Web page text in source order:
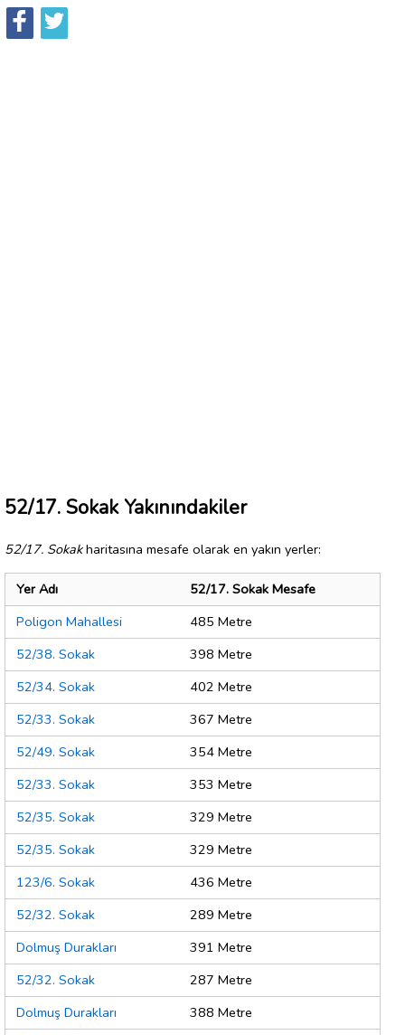
52/17. Sokak Yakınındakiler
52/17. Sokakharitasına mesafe olarak en yakın yerler:
Yer Adı
52/17. Sokak Mesafe
Poligon Mahallesi
485 Metre
52/38. Sokak
398 Metre
52/34. Sokak
402 Metre
52/33. Sokak
367 Metre
52/49. Sokak
354 Metre
52/33. Sokak
353 Metre
52/35. Sokak
329 Metre
52/35. Sokak
329 Metre
123/6. Sokak
436 Metre
52/32. Sokak
289 Metre
Dolmuş Durakları
391 Metre
52/32. Sokak
287 Metre
Dolmuş Durakları
388 Metre